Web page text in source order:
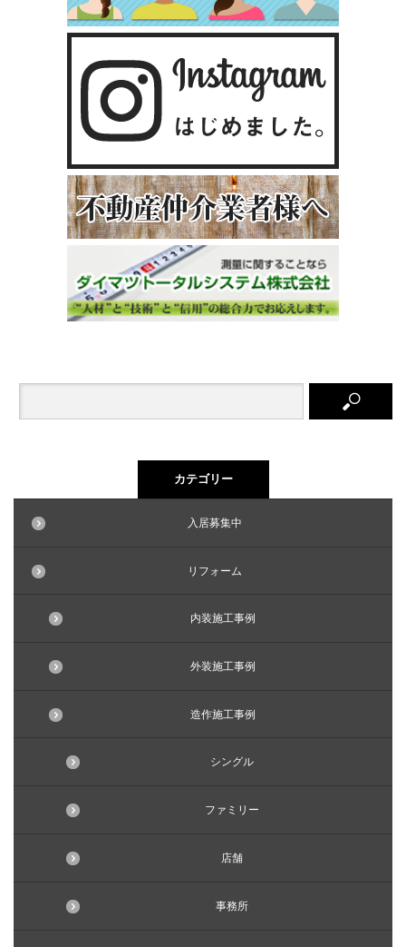
カテゴリー
入居募集中
リフォーム
内装施工事例
外装施工事例
造作施工事例
シングル
ファミリー
店舗
事務所